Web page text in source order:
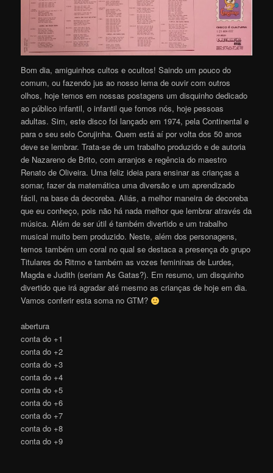
Bom dia, amiguinhos cultos e ocultos! Saindo um pouco do
comum, ou fazendo jus ao nosso lema de ouvir com outros
olhos, hoje temos em nossas postagens um disquinho dedicado
ao público infantil, o infantil que fomos nós, hoje pessoas
adultas. Sim, este disco foi lançado em 1974, pela Continental e
para o seu selo Corujinha. Quem está aí por volta dos 50 anos
deve se lembrar. Trata-se de um trabalho produzido e de autoria
de Nazareno de Brito, com arranjos e regência do maestro
Renato de Oliveira. Uma feliz ideia para ensinar as crianças a
somar, fazer da matemática uma diversão e um aprendizado
fácil, na base da decoreba. Aliás, a melhor maneira de decoreba
que eu conheço, pois não há nada melhor que lembrar através da
música. Além de ser útil é também divertido e um trabalho
musical muito bem produzido. Neste, além dos personagens,
temos também um coral no qual se destaca a presença do grupo
Titulares do Ritmo e também as vozes femininas de Lurdes,
Magda e Judith (seriam As Gatas?). Em resumo, um disquinho
divertido que irá agradar até mesmo as crianças de hoje em dia.
Vamos conferir esta soma no GTM?
abertura
conta do +1
conta do +2
conta do +3
conta do +4
conta do +5
conta do +6
conta do +7
conta do +8
conta do +9